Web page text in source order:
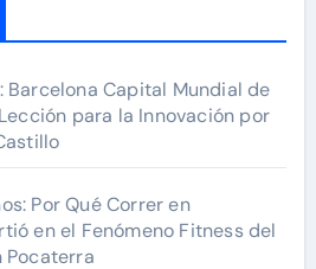
Barcelona Capital Mundial de
para la Innovación por
Por Qué Correr en
en el Fenómeno Fitness del
Pocaterra